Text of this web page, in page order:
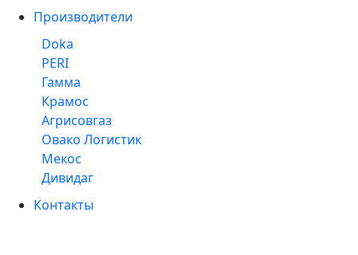
Производители
Doka
PERI
Гамма
Крамос
Агрисовгаз
Овако Логистик
Мекос
Дивидаг
Контакты